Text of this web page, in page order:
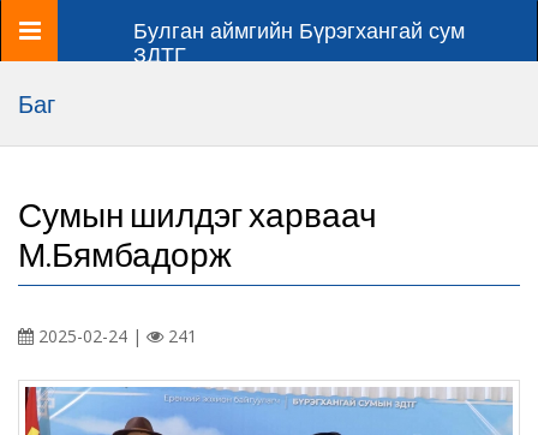
Цэс
Булган аймгийн Бүрэгхангай сум
ЗДТГ
Баг
Сумын шилдэг харваач
М.Бямбадорж
2025-02-24 | 241